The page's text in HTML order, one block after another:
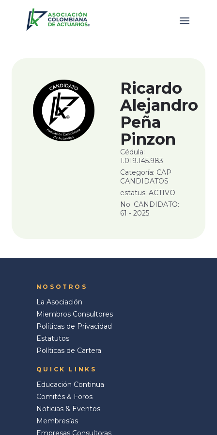
Ricardo
Alejandro
Peña
Pinzon
Cédula:
1.019.145.983
Categoría: CAP
CANDIDATOS
estatus: ACTIVO
No. CANDIDATO:
61 - 2025
NOSOTROS
La Asociación
Miembros Consultores
Políticas de Privacidad
Estatutos
Políticas de Cartera
QUICK LINKS
Educación Continua
Comités & Foros
Noticias & Eventos
Membresías
Empresas Consultoras